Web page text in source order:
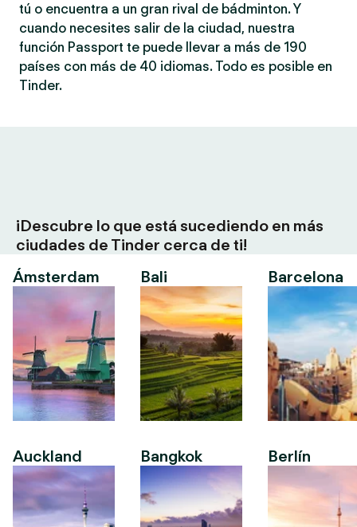
tú o encuentra a un gran rival de bádminton. Y
cuando necesites salir de la ciudad, nuestra
función Passport te puede llevar a más de 190
países con más de 40 idiomas. Todo es posible en
Tinder.
¡Descubre lo que está sucediendo en más
ciudades de Tinder cerca de ti!
Ámsterdam
Auckland
Bali
Bangkok
Barcelona
Berlín